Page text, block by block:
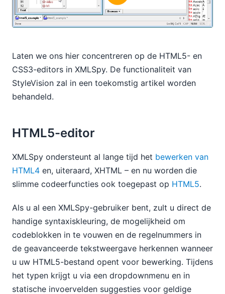
Laten we ons hier concentreren op de HTML5- en
CSS3-editors in XMLSpy. De functionaliteit van
StyleVision zal in een toekomstig artikel worden
behandeld.
HTML5-editor
XMLSpy ondersteunt al lange tijd het bewerken van
HTML4 en, uiteraard, XHTML – en nu worden die
slimme codeerfuncties ook toegepast op HTML5.
Als u al een XMLSpy-gebruiker bent, zult u direct de
handige syntaxiskleuring, de mogelijkheid om
codeblokken in te vouwen en de regelnummers in
de geavanceerde tekstweergave herkennen wanneer
u uw HTML5-bestand opent voor bewerking. Tijdens
het typen krijgt u via een dropdownmenu en in
statische invoervelden suggesties voor geldige